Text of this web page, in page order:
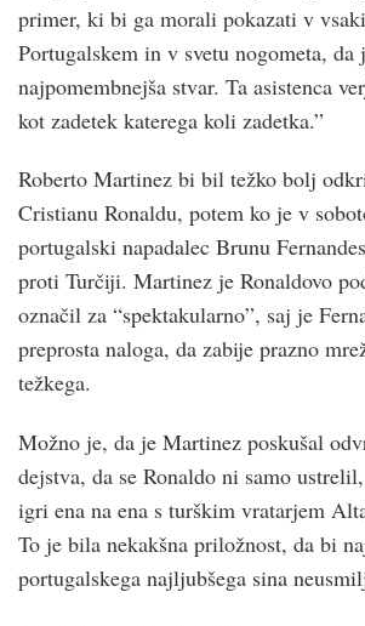
primer, ki bi ga morali pokazati v
Portugalskem in v svetu nogometa, da
najpomembnejša stvar. Ta asistenca
kot zadetek katerega koli zadetka.”
Roberto Martinez bi bil težko bolj
Cristianu Ronaldu, potem ko je v
portugalski napadalec Brunu
proti Turčiji. Martinez je Ronaldovo
označil za “spektakularno”, saj je
preprosta naloga, da zabije prazno
težkega.
Možno je, da je Martinez poskušal
dejstva, da se Ronaldo ni samo
igri ena na ena s turškim vratarjem
To je bila nekakšna priložnost, da bi
portugalskega najljubšega sina